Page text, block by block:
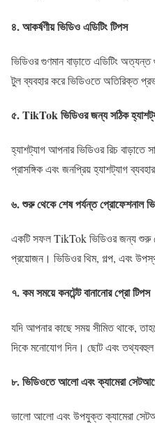
৪.আকর্ষণীয় ভিডিও এডিটিং টিপস
ভিডিওর গুণমান বাড়াতে এডিটিং
টুল ব্যবহার করে ভিডিওতে অতিরিক্ত
৫.TikTok ভিডিওর জন্য সঠিক
হ্যাশট্যাগ আপনার ভিডিওর রিচ বাড়াতে
প্রাসঙ্গিক এবং জনপ্রিয় হ্যাশট্যাগ
৬.শুরু থেকে শেষ পর্যন্ত প্রোফেশনাল
একটি সফল TikTok ভিডিওর জন্য শুরু
প্রয়োজন। ভিডিওর থিম, গল্প, এবং
৭.কম সময়ে কনটেন্ট বানানোর প্রো টিপস
যদি আপনার কাছে সময় সীমিত থাকে,
দিকে মনোযোগ দিন। ছোট এবং তথ্যবহুল
৮.ভিডিওতে আলো এবং ক্যামেরা
ভালো আলো এবং উপযুক্ত ক্যামেরা